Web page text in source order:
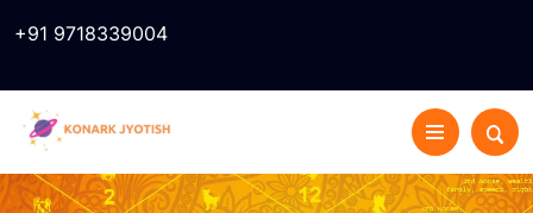
+91 9718339004